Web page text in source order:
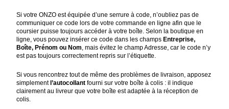
Si votre ONZO est équipée d’une serrure à code, n’oubliez pas de
communiquer ce code lors de votre commande en ligne afin que le
coursier puisse toujours accéder à votre boîte. Selon la boutique en
ligne, vous pouvez insérer ce code dans les champs Entreprise,
Boîte, Prénom ou Nom, mais évitez le champ Adresse, car le code n’y
est pas toujours correctement repris sur l’étiquette.
Si vous rencontrez tout de même des problèmes de livraison, apposez
simplement l’autocollantfourni sur votre boîte à colis : il indique
clairement au livreur que votre boîte est adaptée à la réception de
colis.